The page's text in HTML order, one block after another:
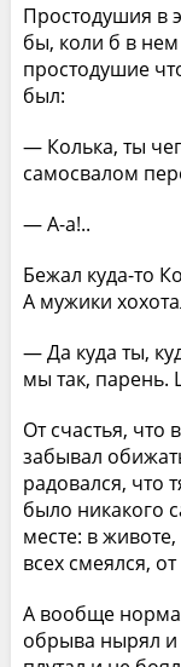
Простодушия в
бы, коли б в
простодушие
был:
— Колька, ты
самосвалом
— А-а!..
Бежал куда-то
А мужики
— Да куда ты,
мы так, парень.
От счастья, что
забывал
радовался, что
было никакого
месте: в
всех смеялся,
А вообще
обрыва нырял и